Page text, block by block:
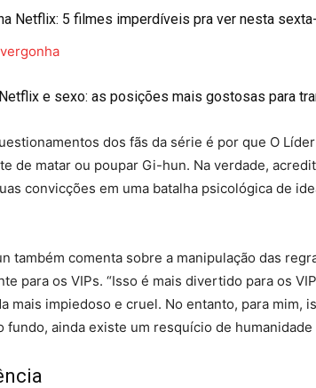
Netflix: 5 filmes imperdíveis pra ver nesta
e sexo: as posições mais gostosas para
dos fãs da série é por que O
de matar ou poupar Gi-hun. Na verdade,
convicções em uma batalha psicológica de
também comenta sobre a manipulação das
para os VIPs. “Isso é mais divertido para os
mais impiedoso e cruel. No entanto, para mim,
fundo, ainda existe um resquício de humanidade